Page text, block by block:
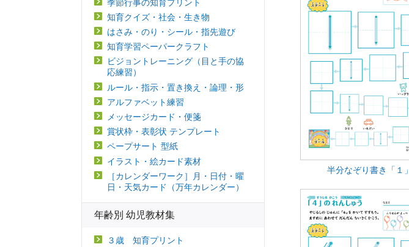
半分なぞり書き「１」
季節行事の知育プリント
知育クイズ・社会・生き物
はさみ・のり・シール・指先遊び
知育学習ペーパークラフト
ビジョントレーニング（目と手の協
応練習）
ルール・指示・置き換え・論理・形
アルファベット練習
メッセージカード・便箋
賞状枠・表彰状 テンプレート
ペープサート 型紙
イラスト・絵カード素材
［カレンダーワーク］月・日付・曜
日・天気カード（万年カレンダー）
年齢別 幼児教材集
３歳 知育プリント